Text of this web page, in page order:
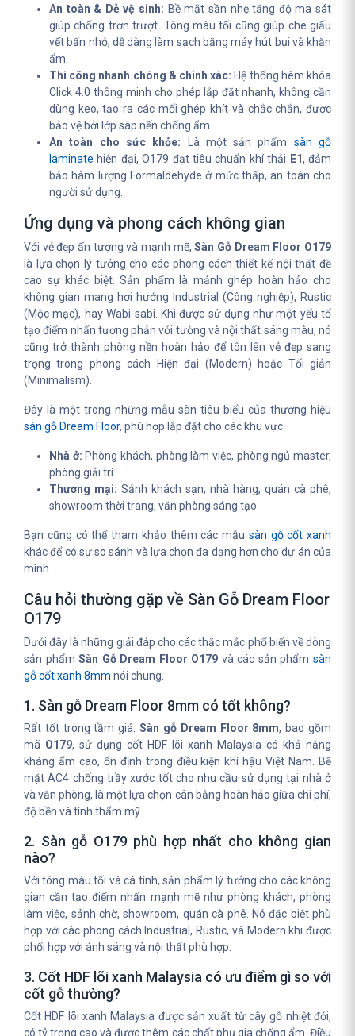
An toàn & Dễ vệ sinh: Bề mặt sần nhẹ tăng độ ma sát
giúp chống trơn trượt. Tông màu tối cũng giúp che giấu
vết bẩn nhỏ, dễ dàng làm sạch bằng máy hút bụi và khăn
ẩm.
Thi công nhanh chóng & chính xác: Hệ thống hèm khóa
Click 4.0 thông minh cho phép lắp đặt nhanh, không cần
dùng keo, tạo ra các mối ghép khít và chắc chắn, được
bảo vệ bởi lớp sáp nến chống ẩm.
An toàn cho sức khỏe: Là một sản phẩm sàn gỗ
laminate hiện đại, O179 đạt tiêu chuẩn khí thải E1, đảm
bảo hàm lượng Formaldehyde ở mức thấp, an toàn cho
người sử dụng.
Ứng dụng và phong cách không gian
Với vẻ đẹp ấn tượng và mạnh mẽ,Sàn Gỗ Dream Floor O179
là lựa chọn lý tưởng cho các phong cách thiết kế nội thất đề
cao sự khác biệt. Sản phẩm là mảnh ghép hoàn hảo cho
không gian mang hơi hướng Industrial (Công nghiệp), Rustic
(Mộc mạc), hay Wabi-sabi. Khi được sử dụng như một yếu tố
tạo điểm nhấn tương phản với tường và nội thất sáng màu, nó
cũng trở thành phông nền hoàn hảo để tôn lên vẻ đẹp sang
trọng trong phong cách Hiện đại (Modern) hoặc Tối giản
(Minimalism).
Đây là một trong những mẫu sàn tiêu biểu của thương hiệu
sàn gỗ Dream Floor, phù hợp lắp đặt cho các khu vực:
Nhà ở: Phòng khách, phòng làm việc, phòng ngủ master,
phòng giải trí.
Thương mại: Sảnh khách sạn, nhà hàng, quán cà phê,
showroom thời trang, văn phòng sáng tạo.
Bạn cũng có thể tham khảo thêm các mẫu sàn gỗ cốt xanh
khác để có sự so sánh và lựa chọn đa dạng hơn cho dự án của
mình.
Câu hỏi thường gặp về Sàn Gỗ Dream Floor
O179
Dưới đây là những giải đáp cho các thắc mắc phổ biến về dòng
sản phẩmSàn Gỗ Dream Floor O179 và các sản phẩmsàn
gỗ cốt xanh 8mm nói chung.
1. Sàn gỗ Dream Floor 8mm có tốt không?
Rất tốt trong tầm giá.Sàn gỗ Dream Floor 8mm, bao gồm
mã O179, sử dụng cốt HDF lõi xanh Malaysia có khả năng
kháng ẩm cao, ổn định trong điều kiện khí hậu Việt Nam. Bề
mặt AC4 chống trầy xước tốt cho nhu cầu sử dụng tại nhà ở
và văn phòng, là một lựa chọn cân bằng hoàn hảo giữa chi phí,
độ bền và tính thẩm mỹ.
2. Sàn gỗ O179 phù hợp nhất cho không gian
nào?
Với tông màu tối và cá tính, sản phẩm lý tưởng cho các không
gian cần tạo điểm nhấn mạnh mẽ như phòng khách, phòng
làm việc, sảnh chờ, showroom, quán cà phê. Nó đặc biệt phù
hợp với các phong cách Industrial, Rustic, và Modern khi được
phối hợp với ánh sáng và nội thất phù hợp.
3. Cốt HDF lõi xanh Malaysia có ưu điểm gì so với
cốt gỗ thường?
Cốt HDF lõi xanh Malaysia được sản xuất từ cây gỗ nhiệt đới,
có tỷ trọng cao và được thêm các chất phụ gia chống ẩm. Điều